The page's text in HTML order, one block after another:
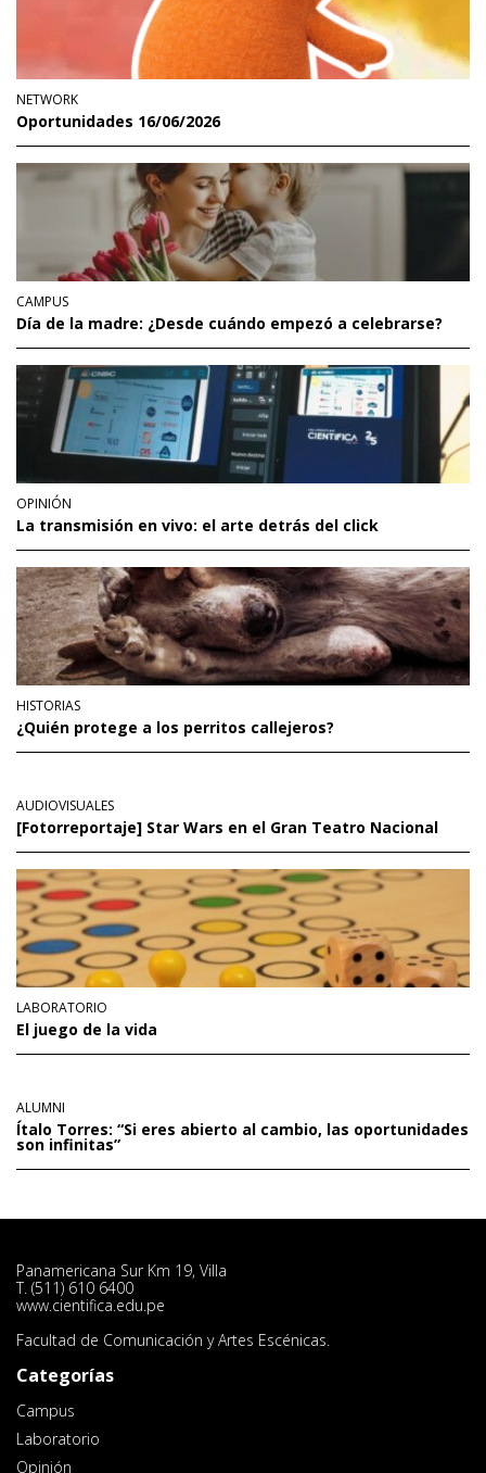
NETWORK
Oportunidades 16/06/2026
CAMPUS
Día de la madre: ¿Desde cuándo empezó a celebrarse?
OPINIÓN
La transmisión en vivo: el arte detrás del click
HISTORIAS
¿Quién protege a los perritos callejeros?
AUDIOVISUALES
[Fotorreportaje] Star Wars en el Gran Teatro Nacional
LABORATORIO
El juego de la vida
ALUMNI
Ítalo Torres: “Si eres abierto al cambio, las oportunidades
son infinitas”
Panamericana Sur Km 19, Villa
T. (511) 610 6400
www.cientifica.edu.pe
Facultad de Comunicación y Artes Escénicas.
Categorías
Campus
Laboratorio
Opinión